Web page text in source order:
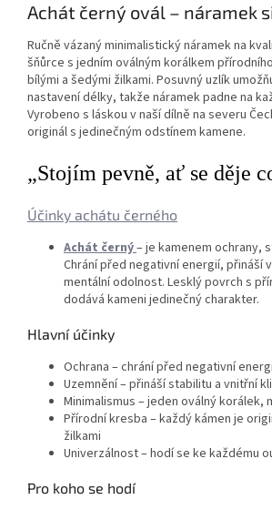
Achát černý ovál – náramek
Ručně vázaný minimalistický náramek na
šňůrce s jedním oválným korálkem přírodního
bílými a šedými žilkami. Posuvný uzlík
nastavení délky, takže náramek padne na
Vyrobeno s láskou v naší dílně na severu
originál s jedinečným odstínem kamene.
„Stojím pevně, ať se děje
Účinky achátu černého
Achát černý– je kamenem ochrany,
Chrání před negativní energií, přináší
mentální odolnost. Lesklý povrch s
dodává kameni jedinečný charakter.
Hlavní účinky
Ochrana – chrání před negativní
Uzemnění – přináší stabilitu a vnitřní
Minimalismus – jeden oválný korálek,
Přírodní kresba – každý kámen je
žilkami
Univerzálnost – hodí se ke každému
Pro koho se hodí